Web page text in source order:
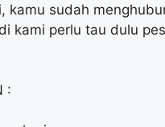
kamu sudah
kami perlu tau dulu
: